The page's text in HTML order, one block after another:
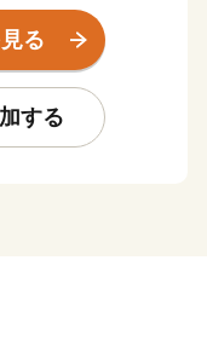
気川が河北潟に注
体となった緑豊か
郷でもあるかほく
界でも類が無い博
る
する